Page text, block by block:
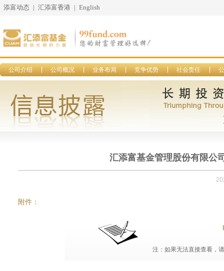
添富动态 | 汇添富香港 | English
公司介绍 公司概况 业务布局 竞争优势 社会责任
汇添富基金管理股份有限公
附件：
注：如果无法直接查看，